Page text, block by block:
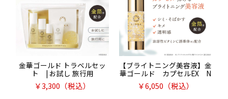
金華ゴールド トラベルセッ
ト | お試し 旅行用
￥3,300 （税込）
【ブライトニング美容液】金
華ゴールド カプセルEX N
￥6,050 （税込）